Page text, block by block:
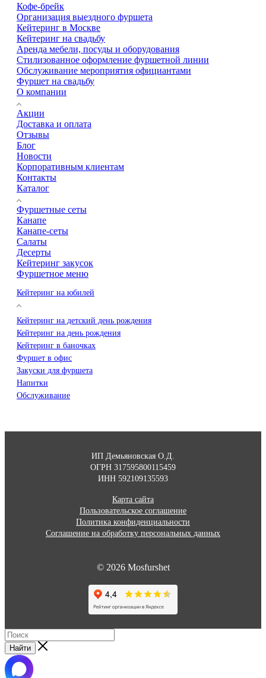
О компании
Акции
Доставка и оплата
Отзывы
Блог
Новости
Корпоративным клиентам
Контакты
Каталог
Фуршетные сеты
Канапе
Канапе-сеты
Салаты
Десерты
Кейтеринг закусок
Фуршетное меню
Кейтеринг на юбилей
Кейтеринг на детский день рождения
Кейтеринг на день рождения
Кейтеринг в баночках
Фуршет в офис
Закуски для фуршета
Напитки
Обслуживание
Кофе-брейк
Организация выездного фуршета
Кейтеринг в Москве
Кейтеринг на свадьбу
Аренда мебели, посуды и оборудования
Стилизованное оформление фуршетной линии
Обслуживание мероприятия официантами
Фуршет на свадьбу
ИП Демьяновская О.Д.
ОГРН 317595800115459
ИНН 592109135593
Карта сайта
Пользовательское соглашение
Политика конфиденциальности
Соглашение на обработку персональных данных
© 2026 Mosfurshet
Найти